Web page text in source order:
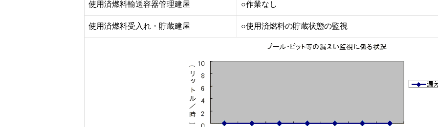
使用済燃料輸送容器管理建屋 ○作業なし
使用済燃料受入れ・貯蔵建屋 ○使用済燃料の貯蔵状態の監視